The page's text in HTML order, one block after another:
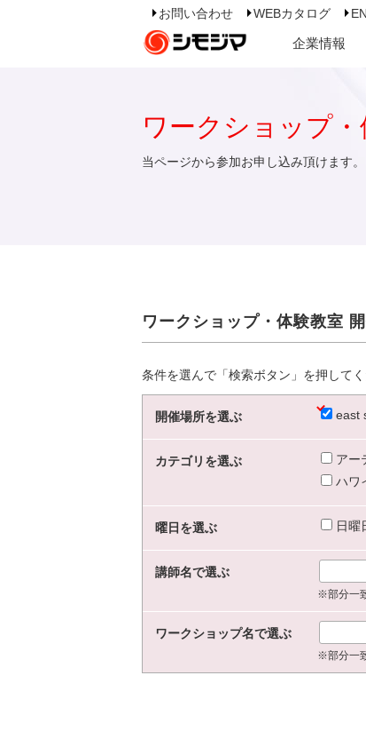
お問い合わせ WEBカタログ
企業情報
ワークショップ・
当ページから参加お申し込み頂けます。
ワークショップ・体験教室
条件を選んで「検索ボタン」を押して
開催場所を選ぶ east
カテゴリを選ぶ アー
ハワ
曜日を選ぶ 日曜
講師名で選ぶ
※部分一
ワークショップ名で選ぶ
※部分一